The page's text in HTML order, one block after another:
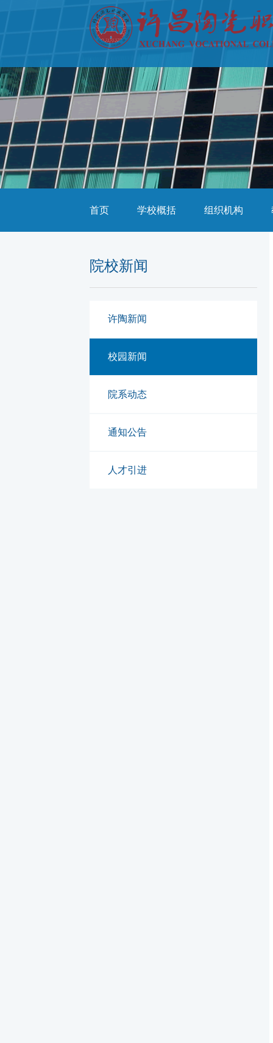
首页 学校概括 组织机构
院校新闻
许陶新闻
校园新闻
院系动态
通知公告
人才引进